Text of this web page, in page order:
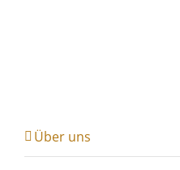
Über uns